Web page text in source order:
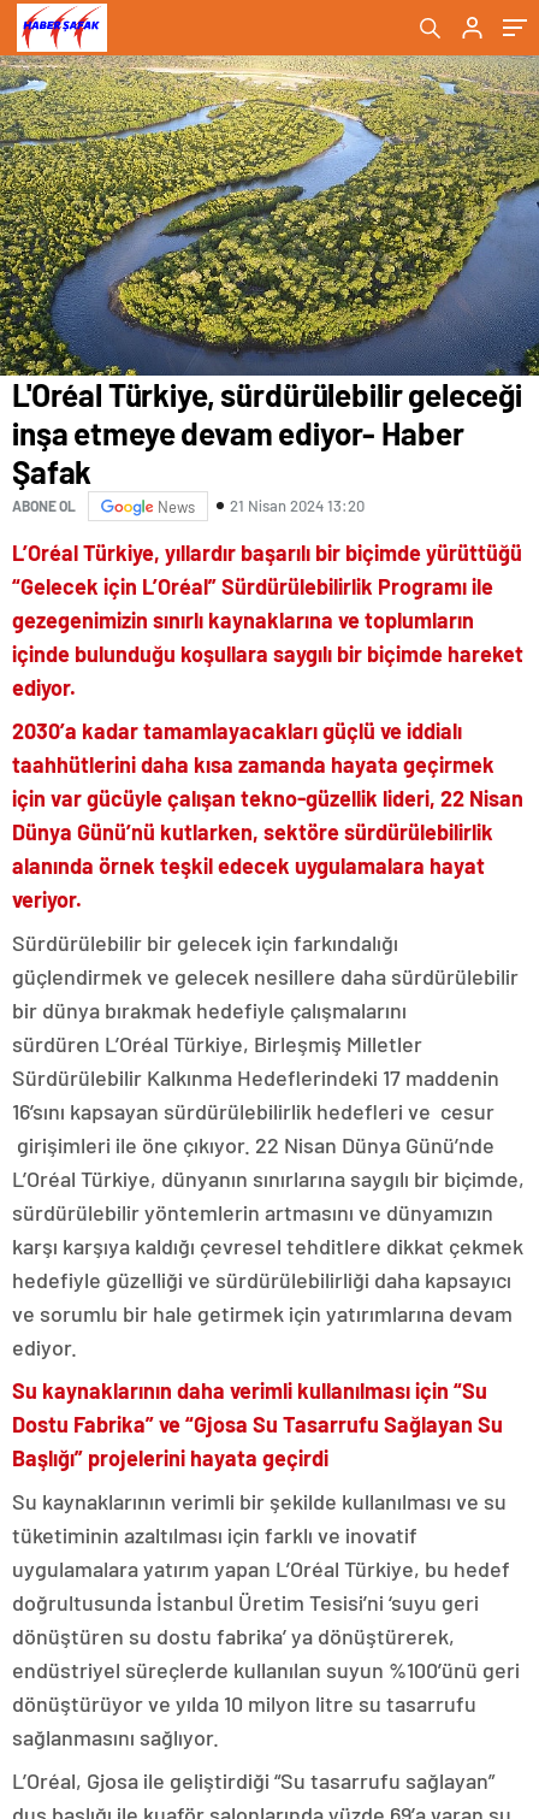
L'Oréal Türkiye, sürdürülebilir geleceği
inşa etmeye devam ediyor- Haber
Şafak
ABONE OL News 21 Nisan 2024 13:20
L’Oréal Türkiye, yıllardır başarılı bir biçimde yürüttüğü
“Gelecek için L’Oréal” Sürdürülebilirlik Programı ile
gezegenimizin sınırlı kaynaklarına ve toplumların
içinde bulunduğu koşullara saygılı bir biçimde hareket
ediyor.
2030’a kadar tamamlayacakları güçlü ve iddialı
taahhütlerini daha kısa zamanda hayata geçirmek
için var gücüyle çalışan tekno-güzellik lideri, 22 Nisan
Dünya Günü’nü kutlarken, sektöre sürdürülebilirlik
alanında örnek teşkil edecek uygulamalara hayat
veriyor.
Sürdürülebilir bir gelecek için farkındalığı
güçlendirmek ve gelecek nesillere daha sürdürülebilir
bir dünya bırakmak hedefiyle çalışmalarını
sürdüren L’Oréal Türkiye, Birleşmiş Milletler
Sürdürülebilir Kalkınma Hedeflerindeki 17 maddenin
16’sını kapsayan sürdürülebilirlik hedefleri ve cesur
girişimleri ile öne çıkıyor. 22 Nisan Dünya Günü’nde
L’Oréal Türkiye, dünyanın sınırlarına saygılı bir biçimde,
sürdürülebilir yöntemlerin artmasını ve dünyamızın
karşı karşıya kaldığı çevresel tehditlere dikkat çekmek
hedefiyle güzelliği ve sürdürülebilirliği daha kapsayıcı
ve sorumlu bir hale getirmek için yatırımlarına devam
ediyor.
Su kaynaklarının daha verimli kullanılması için “Su
Dostu Fabrika” ve “Gjosa Su Tasarrufu Sağlayan Su
Başlığı” projelerini hayata geçirdi
Su kaynaklarının verimli bir şekilde kullanılması ve su
tüketiminin azaltılması için farklı ve inovatif
uygulamalara yatırım yapan L’Oréal Türkiye, bu hedef
doğrultusunda İstanbul Üretim Tesisi’ni ‘suyu geri
dönüştüren su dostu fabrika’ ya dönüştürerek,
endüstriyel süreçlerde kullanılan suyun %100’ünü geri
dönüştürüyor ve yılda 10 milyon litre su tasarrufu
sağlanmasını sağlıyor.
L’Oréal, Gjosa ile geliştirdiği “Su tasarrufu sağlayan”
duş başlığı ile kuaför salonlarında yüzde 69’a varan su
Haber Şafak
Haber Şafak